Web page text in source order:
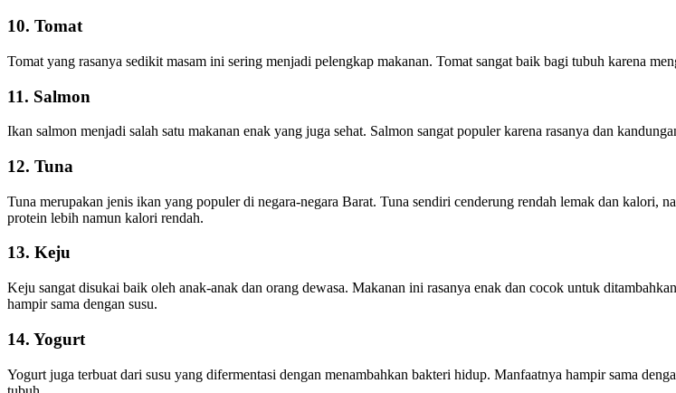
10. Tomat
Tomat yang rasanya sedikit masam ini sering menjadi pelengkap makanan. Tomat sangat baik bagi tubuh karena
11. Salmon
Ikan salmon menjadi salah satu makanan enak yang juga sehat. Salmon sangat populer karena rasanya dan
12. Tuna
Tuna merupakan jenis ikan yang populer di negara-negara Barat. Tuna sendiri cenderung rendah lemak dan
protein lebih namun kalori rendah.
13. Keju
Keju sangat disukai baik oleh anak-anak dan orang dewasa. Makanan ini rasanya enak dan cocok untuk
hampir sama dengan susu.
14. Yogurt
Yogurt juga terbuat dari susu yang difermentasi dengan menambahkan bakteri hidup. Manfaatnya hampir sama